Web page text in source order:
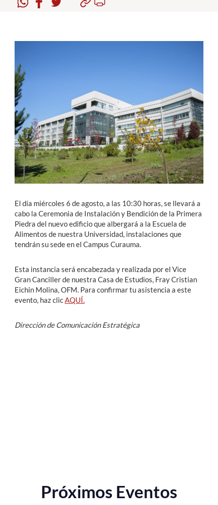
Funcionarios
Alumni
English
El día miércoles 6 de agosto, a las 10:30 horas, se llevará a
cabo la Ceremonia de Instalación y Bendición de la Primera
Piedra del nuevo edificio que albergará a la Escuela de
Alimentos de nuestra Universidad, instalaciones que
tendrán su sede en el Campus Curauma.
Esta instancia será encabezada y realizada por el Vice
Gran Canciller de nuestra Casa de Estudios, Fray Cristian
Eichin Molina, OFM. Para confirmar tu asistencia a este
evento, haz clic AQUÍ.
Dirección de Comunicación Estratégica
Próximos Eventos